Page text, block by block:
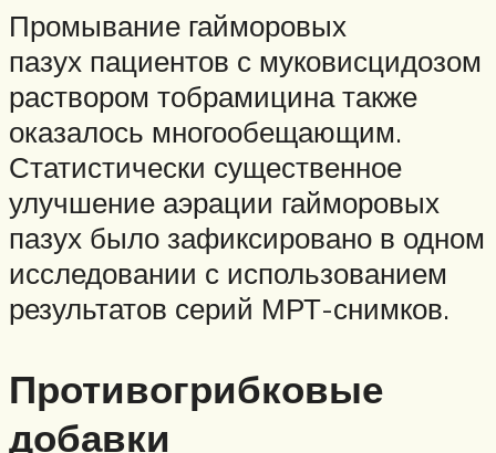
Промывание гайморовых
пазух пациентов с муковисцидозом
раствором тобрамицина также
оказалось многообещающим.
Статистически существенное
улучшение аэрации гайморовых
пазух было зафиксировано в одном
исследовании с использованием
результатов серий МРТ-снимков.
Противогрибковые
добавки